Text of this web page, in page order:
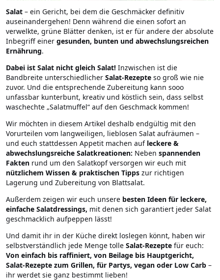
Salat – ein Gericht, bei dem die Geschmäcker definitiv
auseinandergehen! Denn während die einen sofort an
verwelkte, grüne Blätter denken, ist er für andere der absolute
Inbegriff einer gesunden, bunten und abwechslungsreichen
Ernährung.
Dabei ist Salat nicht gleich Salat! Inzwischen ist die
Bandbreite unterschiedlicher Salat-Rezepte so groß wie nie
zuvor. Und die entsprechende Zubereitung kann sooo
unfassbar kunterbunt, kreativ und köstlich sein, dass selbst
waschechte „Salatmuffel“ auf den Geschmack kommen!
Wir möchten in diesem Artikel deshalb endgültig mit den
Vorurteilen vom langweiligen, lieblosen Salat aufräumen –
und euch stattdessen Appetit machen auf leckere &
abwechslungsreiche Salatkreationen: Neben spannenden
Fakten rund um den Salatkopf versorgen wir euch mit
nützlichem Wissen & praktischen Tipps zur richtigen
Lagerung und Zubereitung von Blattsalat.
Außerdem zeigen wir euch unsere besten Ideen für leckere,
einfache Salatdressings, mit denen sich garantiert jeder Salat
geschmacklich aufpeppen lässt!
Und damit ihr in der Küche direkt loslegen könnt, haben wir
selbstverständlich jede Menge tolle Salat-Rezepte für euch:
Von einfach bis raffiniert, von Beilage bis Hauptgericht,
Salat-Rezepte zum Grillen, für Partys, vegan oder Low Carb –
ihr werdet sie ganz bestimmt lieben!